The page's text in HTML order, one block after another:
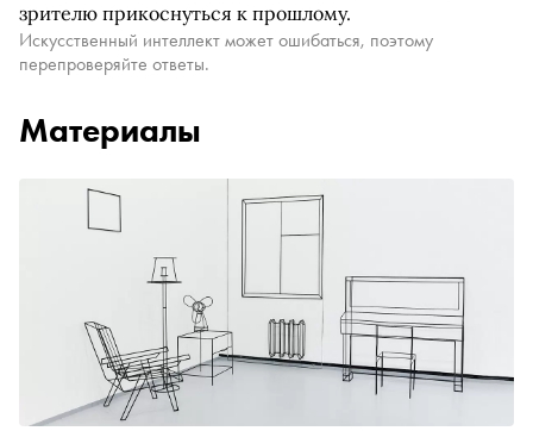
зрителю прикоснуться к прошлому.
Искусственный интеллект может ошибаться, поэтому
перепроверяйте ответы.
Материалы